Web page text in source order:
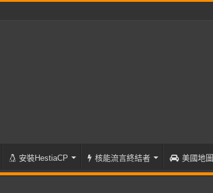
安裝HestiaCP 核能流言終結者 美國地圖